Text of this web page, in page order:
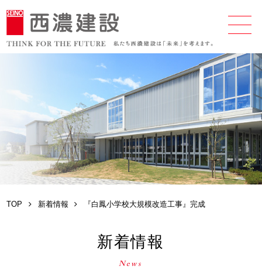
TOP 新着情報 『白鳳小学校大規模改造工事』完成
新着情報